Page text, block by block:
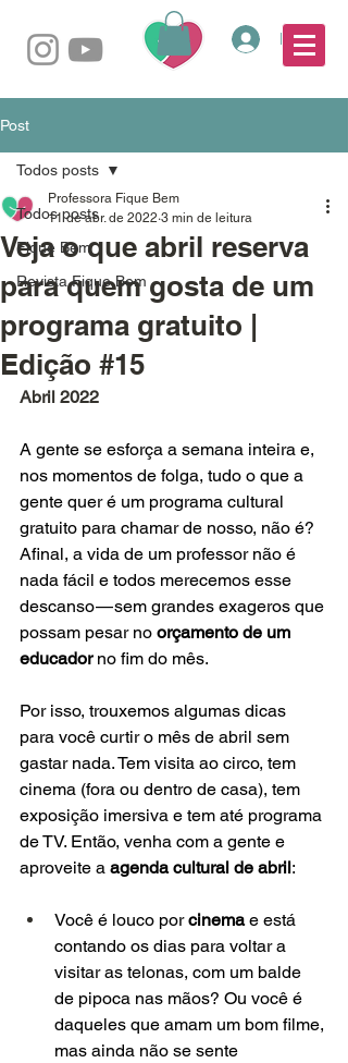
Login
Post
Todos posts
Fique Bem
Revista Fique Bem
Todos posts
Veja o que abril reserva
para quem gosta de um
programa gratuito |
Edição #15
Professora Fique Bem
11 de abr. de 2022 3 min de leitura
Abril 2022
A gente se esforça a semana inteira e,
nos momentos de folga, tudo o que a
gente quer é um programa cultural
gratuito para chamar de nosso, não é?
Afinal, a vida de um professor não é
nada fácil e todos merecemos esse
descanso — sem grandes exageros que
possam pesar no orçamento de um
educador no fim do mês.​
Por isso, trouxemos algumas dicas
para você curtir o mês de abril sem
gastar nada. Tem visita ao circo, tem
cinema (fora ou dentro de casa), tem
exposição imersiva e tem até programa
de TV. Então, venha com a gente e
aproveite a agenda cultural de abril:
Você é louco por cinema e está
contando os dias para voltar a
visitar as telonas, com um balde
de pipoca nas mãos? Ou você é
daqueles que amam um bom filme,
mas ainda não se sente